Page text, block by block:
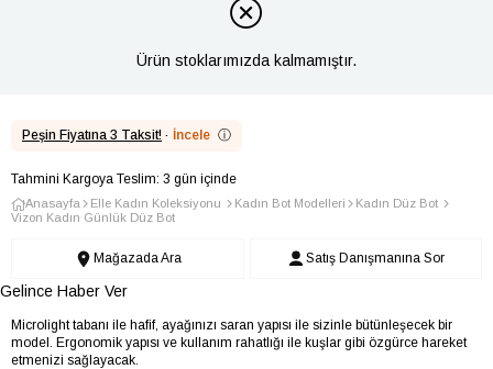
Ürün stoklarımızda kalmamıştır.
Peşin Fiyatına 3 Taksit! · İncele ⓘ
Tahmini Kargoya Teslim: 3 gün içinde
Anasayfa Elle Kadın Koleksiyonu Kadın Bot Modelleri
Kadın Düz Bot
Vizon Kadın Günlük Düz Bot
Mağazada Ara Satış Danışmanına Sor
Gelince Haber Ver
Microlight tabanı ile hafif, ayağınızı saran yapısı ile sizinle bütünleşecek bir
model. Ergonomik yapısı ve kullanım rahatlığı ile kuşlar gibi özgürce hareket
etmenizi sağlayacak.